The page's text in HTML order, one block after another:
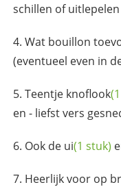
schillen of
Wat bouillon
(eventueel even in
Teentje knoflook
en - liefst vers
Ook de ui(1 stuk)
Heerlijk voor op